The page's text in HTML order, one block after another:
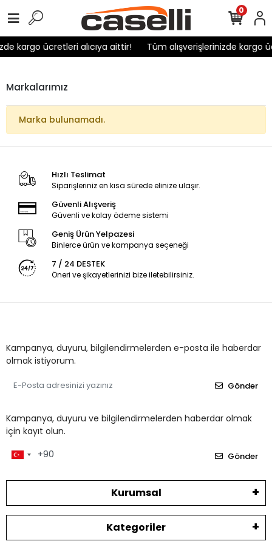
kargo ücretleri alıcıya aittir! Tüm alışverişlerinizde kargo
0
Markalarımız
Marka bulunamadı.
Hızlı Teslimat
Siparişleriniz en kısa sürede elinize ulaşır.
Güvenli Alışveriş
Güvenli ve kolay ödeme sistemi
Geniş Ürün Yelpazesi
Binlerce ürün ve kampanya seçeneği
7 / 24 DESTEK
Öneri ve şikayetlerinizi bize iletebilirsiniz.
Kampanya, duyuru, bilgilendirmelerden e-posta ile haberdar
olmak istiyorum.
Gönder
Kampanya, duyuru ve bilgilendirmelerden haberdar olmak
için kayıt olun.
Gönder
Kurumsal
Kategoriler